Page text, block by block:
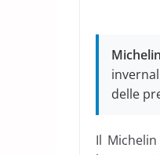
delle
Il